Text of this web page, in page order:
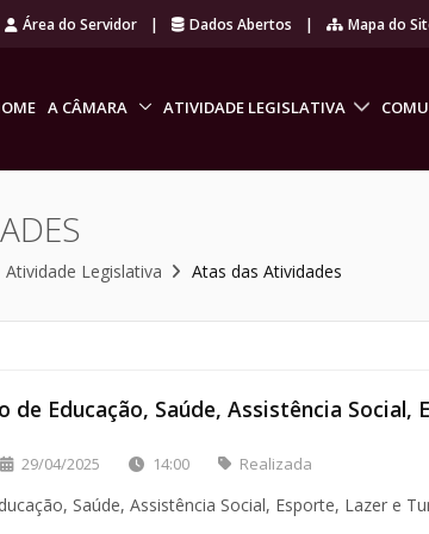
Área do Servidor | Dados Abertos | Mapa do
A CÂMARA ATIVIDADE LEGISLATIVA
Atividade Legislativa Atas das Atividades
de Educação, Saúde, Assistência Social,
29/04/2025 14:00 Realizada
Saúde, Assistência Social, Esporte, Lazer e